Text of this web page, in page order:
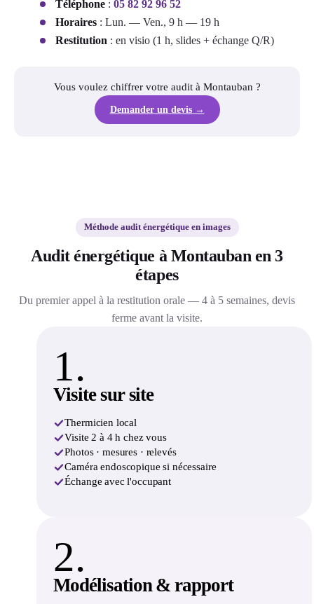
Téléphone : 05 82 92 96 52
Horaires : Lun. — Ven., 9 h — 19 h
Restitution : en visio (1 h, slides + échange Q/R)
Vous voulez chiffrer votre audit à Montauban ?
Demander un devis →
Méthode audit énergétique en images
Audit énergétique à Montauban en 3
étapes
Du premier appel à la restitution orale — 4 à 5 semaines, devis
ferme avant la visite.
1.
Visite sur site
Thermicien local
Visite 2 à 4 h chez vous
Photos · mesures · relevés
Caméra endoscopique si nécessaire
Échange avec l'occupant
2.
Modélisation & rapport